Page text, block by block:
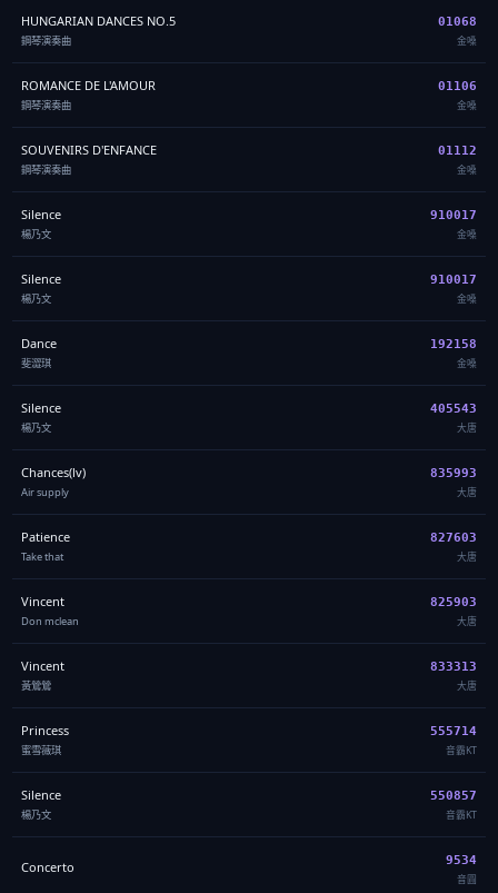
HUNGARIAN DANCES NO.5
鋼琴演奏曲
01068
金嗓
ROMANCE DE L'AMOUR
鋼琴演奏曲
01106
金嗓
SOUVENIRS D'ENFANCE
鋼琴演奏曲
01112
金嗓
Silence
楊乃文
910017
金嗓
Silence
楊乃文
910017
金嗓
Dance
斐澀琪
192158
金嗓
Silence
楊乃文
405543
大唐
Chances(lv)
Air supply
835993
大唐
Patience
Take that
827603
大唐
Vincent
Don mclean
825903
大唐
Vincent
黃鶯鶯
833313
大唐
Princess
蜜雪薇琪
555714
音霸KT
Silence
楊乃文
550857
音霸KT
Concerto 9534
音圓